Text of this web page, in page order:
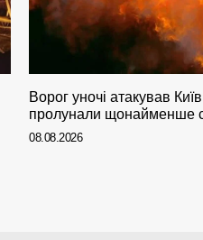
Ворог уночі атакував
пролунали щонайменше
08.08.2026